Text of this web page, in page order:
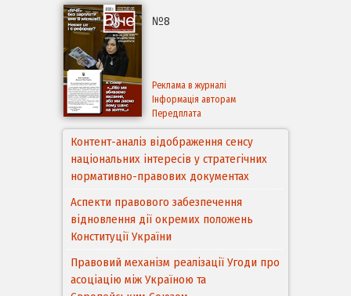
№8
Реклама в журналі
Інформація авторам
Передплата
Аспекти правового забезпечення
відновлення дії окремих положень
Конституції України
Правовий механізм реалізації Угоди про
асоціацію між Україною та
Європейським Cоюзом
Деякі проблеми адаптації
законодавства України щодо зазначення